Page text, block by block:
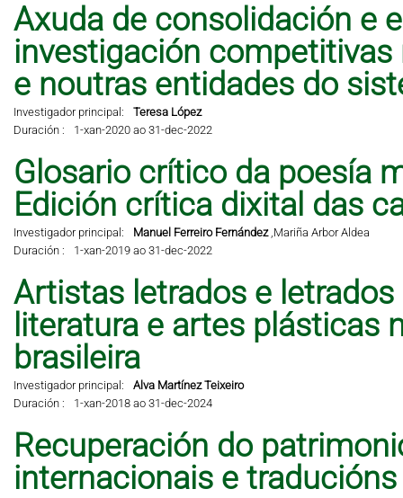
Axuda de consolidación e
investigación competitivas
e noutras entidades do
Investigador principal:
Teresa López
Duración :
1-xan-2020 ao 31-dec-2022
Glosario crítico da poesía
Edición crítica dixital das
Investigador principal: Manuel Ferreiro Fernández,Mariña Arbor Aldea
Duración :
1-xan-2019 ao 31-dec-2022
Artistas letrados e
literatura e artes plásticas
brasileira
Investigador principal:
Alva Martínez Teixeiro
Duración :
1-xan-2018 ao 31-dec-2024
Recuperación do
internacionais e traducións